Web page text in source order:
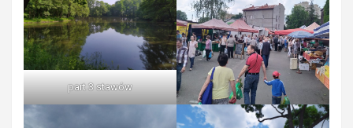
part 3 stawów